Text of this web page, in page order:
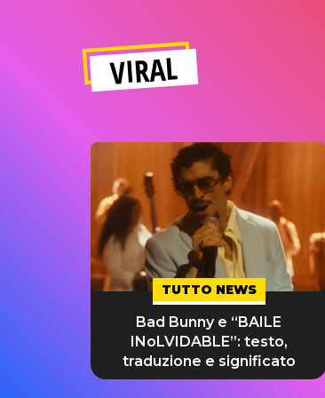
VIRAL
TUTTO NEWS
Bad Bunny e “BAILE
INoLVIDABLE”: testo,
traduzione e significato